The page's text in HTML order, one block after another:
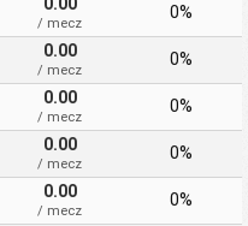
/ mecz
0%
0.00
/ mecz
0%
0.00
/ mecz
0%
0.00
/ mecz
0%
0.00
/ mecz
0%